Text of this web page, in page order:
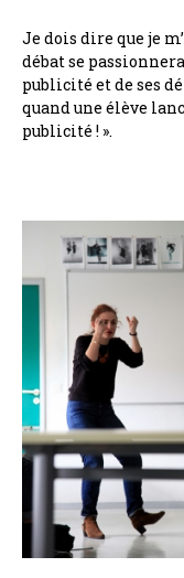
Je dois dire que je
débat se
publicité et de ses
quand une élève
publicité ! ».